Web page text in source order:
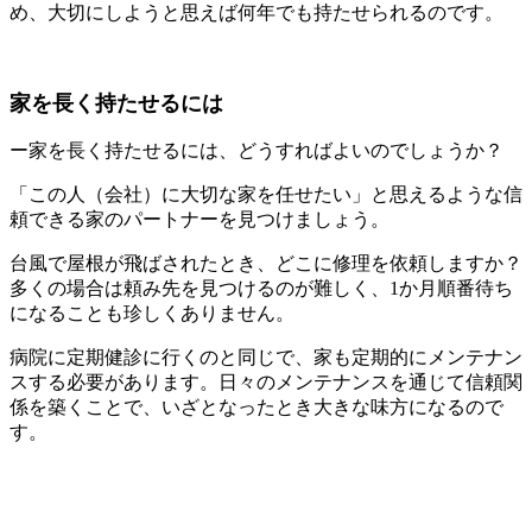
め、大切にしようと思えば何年でも持たせられるのです。
家を長く持たせるには
ー家を長く持たせるには、どうすればよいのでしょうか？
「この人（会社）に大切な家を任せたい」と思えるような信
頼できる家のパートナーを見つけましょう。
台風で屋根が飛ばされたとき、どこに修理を依頼しますか？
多くの場合は頼み先を見つけるのが難しく、1か月順番待ち
になることも珍しくありません。
病院に定期健診に行くのと同じで、家も定期的にメンテナン
スする必要があります。日々のメンテナンスを通じて信頼関
係を築くことで、いざとなったとき大きな味方になるので
す。